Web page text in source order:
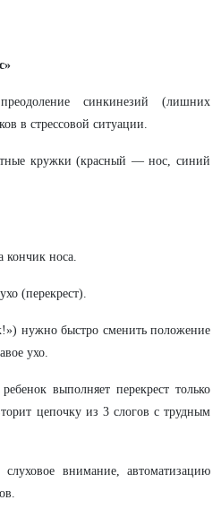
синкинезий (лишних
в стрессовой ситуации.
кружки (красный — нос, синий
кончик носа.
(перекрест).
нужно быстро сменить положение
ухо.
ребенок выполняет перекрест только
цепочку из 3 слогов с трудным
слуховое внимание, автоматизацию